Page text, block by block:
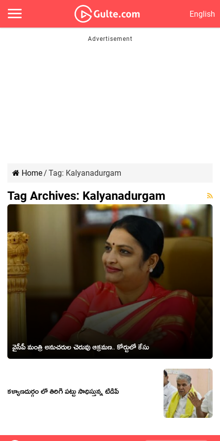
English
Home/ Tag: Kalyanadurgam
Tag Archives: Kalyanadurgam
వైసీపీ మంత్రి అనుచ‌రుల చెరువు ఆక్ర‌మ‌ణ‌.. కోర్టులో కేసు
క‌ళ్యాణ‌దుర్గం లో తిరిగి పట్టు సాధిస్తున్న టీడీపీ